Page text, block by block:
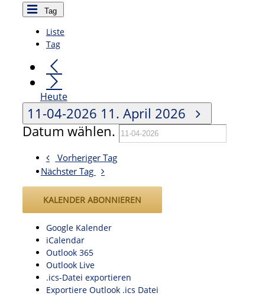
Tag
Liste
Tag
Heute
11-04-2026 11. April 2026
Datum wählen.
Vorheriger Tag
Nächster Tag
KALENDER ABONNIEREN
Google Kalender
iCalendar
Outlook 365
Outlook Live
.ics-Datei exportieren
Exportiere Outlook .ics Datei